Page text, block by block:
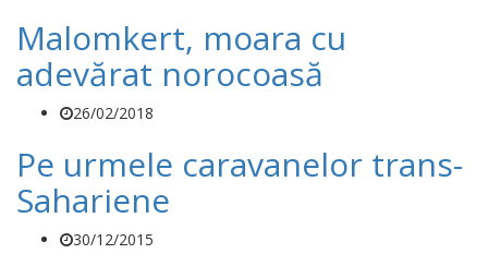
Malomkert, moara cu
adevărat norocoasă
26/02/2018
Pe urmele caravanelor trans-
Sahariene
30/12/2015